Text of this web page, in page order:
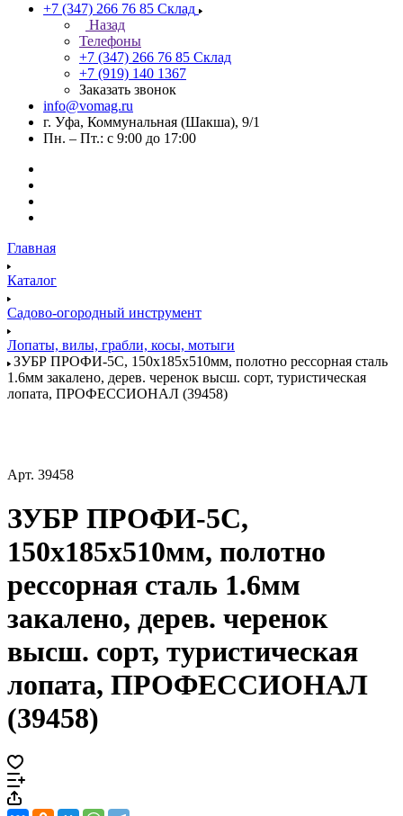
+7 (347) 266 76 85 Склад
Назад
Телефоны
+7 (347) 266 76 85 Склад
+7 (919) 140 1367
Заказать звонок
info@vomag.ru
г. Уфа, Коммунальная (Шакша), 9/1
Пн. – Пт.: с 9:00 до 17:00
Главная
Каталог
Садово-огородный инструмент
Лопаты, вилы, грабли, косы, мотыги
ЗУБР ПРОФИ-5С, 150х185х510мм, полотно рессорная сталь
1.6мм закалено, дерев. черенок высш. сорт, туристическая
лопата, ПРОФЕССИОНАЛ (39458)
Арт. 39458
ЗУБР ПРОФИ-5С,
150х185х510мм, полотно
рессорная сталь 1.6мм
закалено, дерев. черенок
высш. сорт, туристическая
лопата, ПРОФЕССИОНАЛ
(39458)